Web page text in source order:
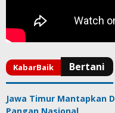
Jawa Timur Mantapkan